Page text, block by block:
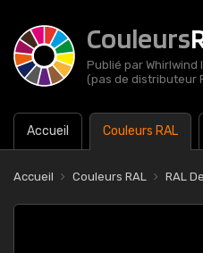
Couleurs
Publié par
(pas de distributeur
Accueil Couleurs RAL
Accueil Couleurs RAL RAL